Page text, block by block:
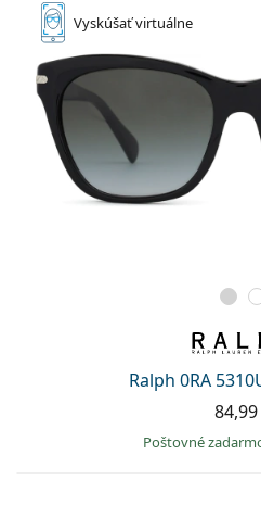
Vyskúšaťvirtuálne
Ralph 0RA
Poštovné